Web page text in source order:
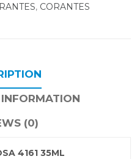
, CORANTES
(0)
4161 35ML